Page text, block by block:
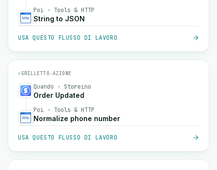
Poi · Tools & HTTP
String to JSON
USA QUESTO FLUSSO DI LAVORO
⚡ GRILLETTO→AZIONE
Quando · Storeino
Order Updated
Poi · Tools & HTTP
Normalize phone number
USA QUESTO FLUSSO DI LAVORO